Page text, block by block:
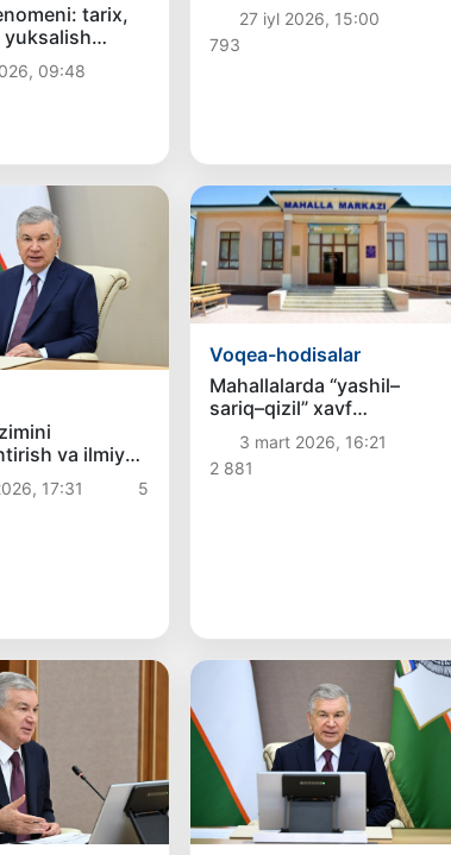
tarix,
09:48
27 iyl 2026, 15:00
793
va ilmiy
17:31
5
Voqea-hodisalar
Mahallalarda “yashil–
sariq–qizil” xavf
indikatorlari joriy etiladi
3 mart 2026, 16:21
2 881